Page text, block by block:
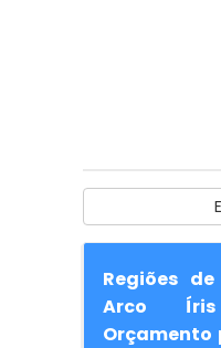
Regiões
Arco
Orçamento